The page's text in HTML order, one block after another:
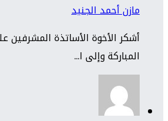
مازن أحمد الجنيد
أشكر الأخوة الأساتذة
المباركة وإلى ا...